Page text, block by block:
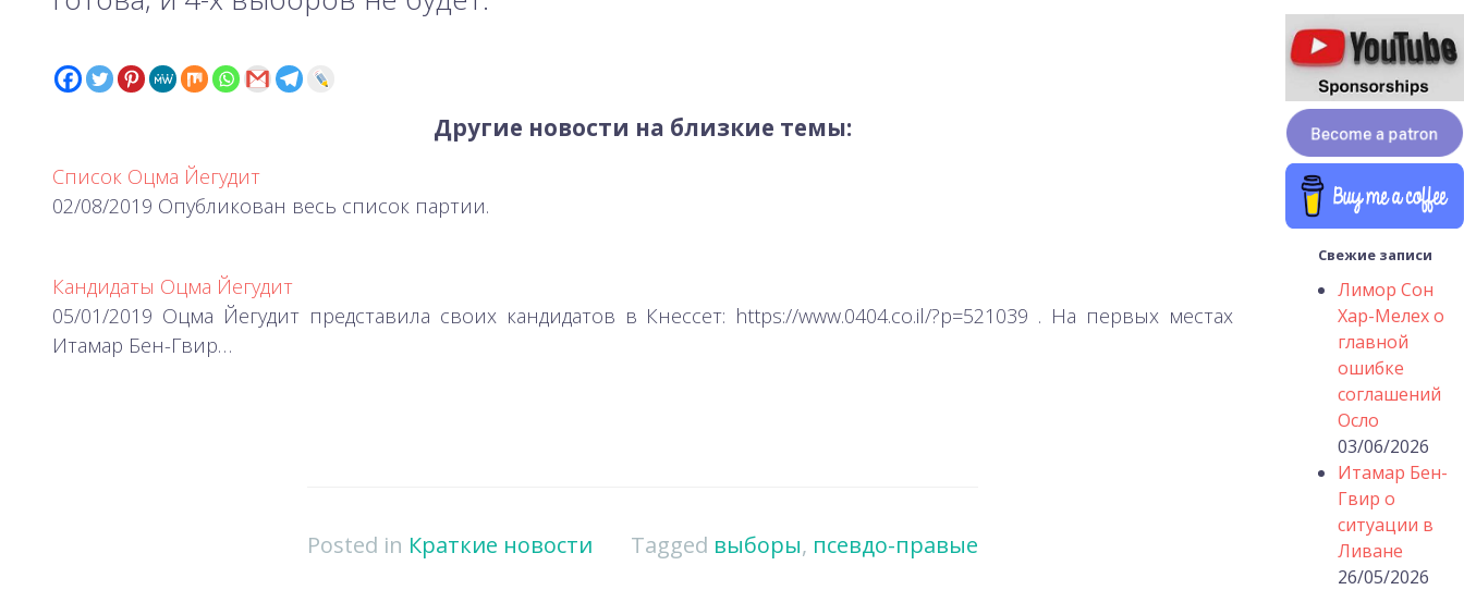
Другие новости на близкие темы:
Список Оцма Йегудит
02/08/2019 Опубликован весь список партии.
Кандидаты Оцма Йегудит
05/01/2019 Оцма Йегудит представила своих кандидатов в Кнессет: https://www.0404.co.il/?p=521039 . На первых местах
Итамар Бен-Гвир…
Posted in Краткие новости Tagged выборы, псевдо-правые
Свежие записи
Лимор Сон
Хар-Мелех о
главной
ошибке
соглашений
Осло
03/06/2026
Итамар Бен-
Гвир о
ситуации в
Ливане
26/05/2026